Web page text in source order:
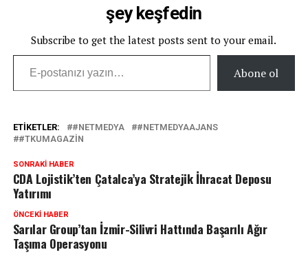
şey keşfedin
Subscribe to get the latest posts sent to your email.
E-postanızı yazın…
Abone ol
ETIKETLER: #NETMEDYA
#NETMEDYAAJANS
#TKUMAGAZIN
SONRAKI HABER
CDA Lojistik’ten Çatalca’ya Stratejik İhracat Deposu
Yatırımı
ÖNCEKI HABER
Sarılar Group’tan İzmir-Silivri Hattında Başarılı Ağır
Taşıma Operasyonu